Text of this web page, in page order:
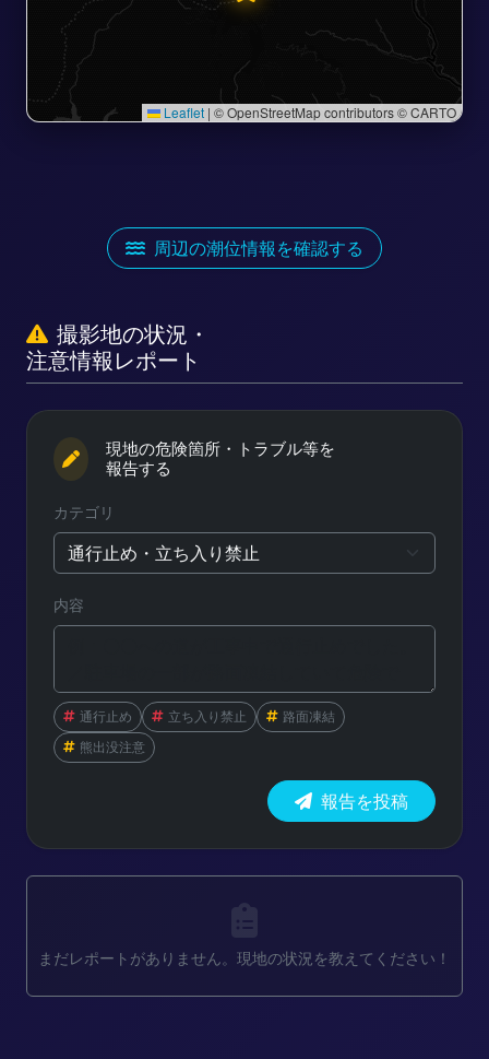
Leaflet | © OpenStreetMap contributors © CARTO
周辺の潮位情報を確認する
撮影地の状況・
注意情報レポート
現地の危険箇所・トラブル等を
報告する
カテゴリ
内容
通行止め 立ち入り禁止
路面凍結
熊出没注意
報告を投稿
まだレポートがありません。現地の状況を教えてください！